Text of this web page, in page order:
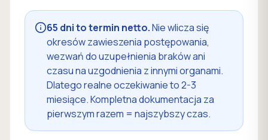
65 dni to termin netto.Nie wlicza się
okresów zawieszenia postępowania,
wezwań do uzupełnienia braków ani
czasu na uzgodnienia z innymi organami.
Dlatego realne oczekiwanie to 2-3
miesiące. Kompletna dokumentacja za
pierwszym razem = najszybszy czas.